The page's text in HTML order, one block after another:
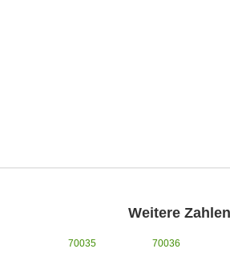
Weitere Zahlen
70035 70036